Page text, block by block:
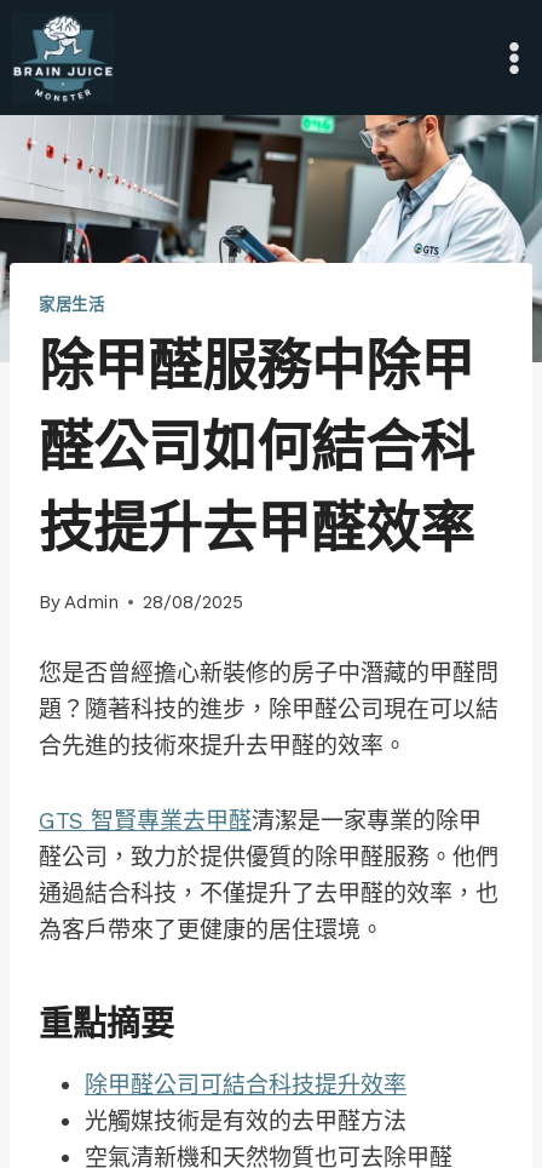
Skip
content
家居生活
除甲醛服務中除甲
醛公司如何結合科
技提升去甲醛效率
ByAdmin 28/08/2025
您是否曾經擔心新裝修的房子中潛藏的甲醛問
題？隨著科技的進步，除甲醛公司現在可以結
合先進的技術來提升去甲醛的效率。
GTS 智賢專業去甲醛清潔是一家專業的除甲
醛公司，致力於提供優質的除甲醛服務。他們
通過結合科技，不僅提升了去甲醛的效率，也
為客戶帶來了更健康的居住環境。
重點摘要
除甲醛公司可結合科技提升效率
光觸媒技術是有效的去甲醛方法
空氣清新機和天然物質也可去除甲醛